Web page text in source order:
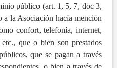
público (art. 1, 5, 7, doc 3,
la Asociación hacía mención
confort, telefonía, internet,
que o bien son prestados
que se pagan a través